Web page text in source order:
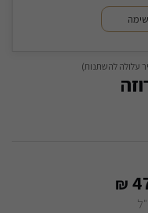
עלולה להשתנות)
₪